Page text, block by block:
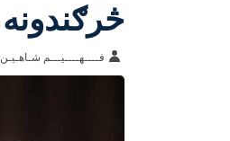
څرګندونه
فــــهــــيـــم شـاهـیـن‎‎